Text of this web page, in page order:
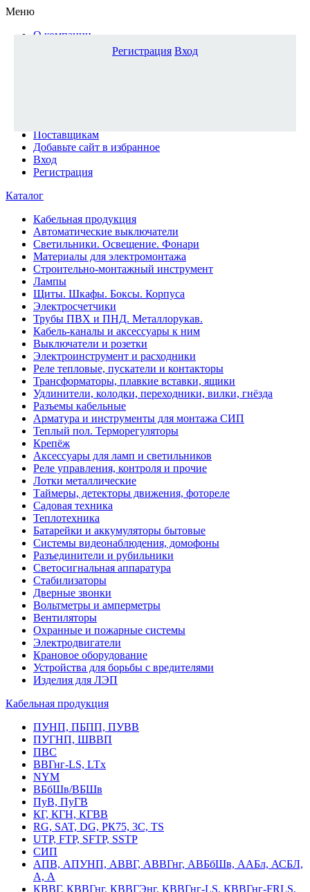
Меню
О компании
Доставка и оплата
Поставщикам
Добавьте сайт в избранное
Вход
Регистрация
Каталог
Кабельная продукция
Автоматические выключатели
Светильники. Освещение. Фонари
Материалы для электромонтажа
Строительно-монтажный инструмент
Лампы
Щиты. Шкафы. Боксы. Корпуса
Электросчетчики
Трубы ПВХ и ПНД. Металлорукав.
Кабель-каналы и аксессуары к ним
Выключатели и розетки
Электроинструмент и расходники
Реле тепловые, пускатели и контакторы
Трансформаторы, плавкие вставки, ящики
Удлинители, колодки, переходники, вилки, гнёзда
Разъемы кабельные
Арматура и инструменты для монтажа СИП
Теплый пол. Терморегуляторы
Крепёж
Аксессуары для ламп и светильников
Реле управления, контроля и прочие
Лотки металлические
Таймеры, детекторы движения, фотореле
Садовая техника
Теплотехника
Батарейки и аккумуляторы бытовые
Системы видеонаблюдения, домофоны
Разъединители и рубильники
Светосигнальная аппаратура
Стабилизаторы
Дверные звонки
Вольтметры и амперметры
Вентиляторы
Охранные и пожарные системы
Электродвигатели
Крановое оборудование
Устройства для борьбы с вредителями
Изделия для ЛЭП
Кабельная продукция
ПУНП, ПБПП, ПУВВ
ПУГНП, ШВВП
ПВС
ВВГнг-LS, LTx
NYM
ВБбШв/ВБШв
ПуВ, ПуГВ
КГ, КГН, КГВВ
RG, SAT, DG, РК75, 3С, TS
UTP, FTP, SFTP, SSTP
СИП
АПВ, АПУНП, АВВГ, АВВГнг, АВБбШв, ААБл, АСБЛ,
А, А
КВВГ, КВВГнг, КВВГЭнг, КВВГнг-LS, КВВГнг-FRLS,
Регистрация Вход